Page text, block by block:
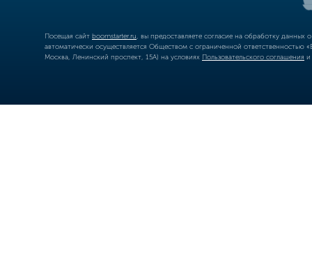
Посещая сайт boomstarter.ru , вы предоставляете согласие на обработку
автоматически осуществляется Обществом с ограниченной
Москва, Ленинский проспект, 15А) на условиях Пользовательского соглашения и